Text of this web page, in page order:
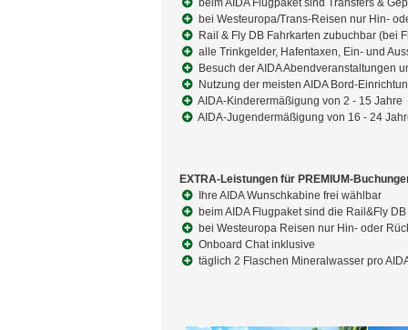
beim AIDA Flugpaket sind Transfers &
bei Westeuropa/Trans-Reisen nur Hin-
Rail & Fly DB Fahrkarten zubuchbar (bei
alle Trinkgelder, Hafentaxen, Ein- und
Besuch der AIDA Abendveranstaltungen
Nutzung der meisten AIDA Bord-
AIDA-Kinderermäßigung von 2 - 15 Jahre
AIDA-Jugendermäßigung von 16 - 24
EXTRA-Leistungen für PREMIUM-
Ihre AIDA Wunschkabine frei wählbar
beim AIDA Flugpaket sind die Rail&Fly
bei Westeuropa Reisen nur Hin- oder
Onboard Chat inklusive
täglich 2 Flaschen Mineralwasser pro